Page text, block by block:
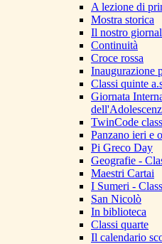
A lezione di
Mostra storica
Il nostro
Continuità
Croce rossa
Inaugurazione
Classi quinte
Giornata
TwinCode
Panzano ieri e
Pi Greco Day
Geografie -
Maestri Cartai
I Sumeri -
San Nicolò
In biblioteca
Classi quarte
Il calendario